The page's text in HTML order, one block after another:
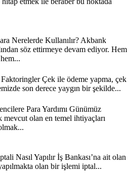
Nerelerde Kullanılır? Akbank
söz ettirmeye devam ediyor. Hem
Faktoringler Çek ile ödeme yapma, çek
son derece yaygın bir şekilde...
Para Yardımı Günümüz
mevcut olan en temel ihtiyaçları
Nasıl Yapılır İş Bankası’na ait olan
olan bir işlemi iptal...